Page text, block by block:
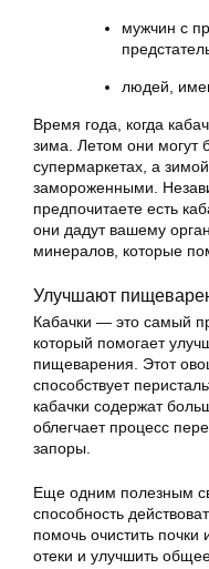
мужчин с
людей,
Время года, когда
зима. Летом они могут
супермаркетах, а
замороженными.
предпочитаете есть
они дадут вашему
минералов, которые
Улучшают
Кабачки — это самый
который помогает
пищеварения. Этот
способствует
кабачки содержат
облегчает процесс
запоры.
Еще одним полезным
способность
помочь очистить
отеки и улучшить